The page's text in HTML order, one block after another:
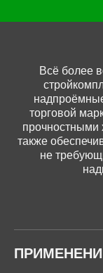
Всё более
торговой
прочностными
также
не